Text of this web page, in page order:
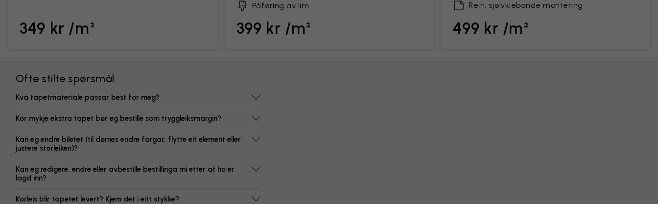
349 kr /m²
Påføring av lim
399 kr /m²
Rein, sjølvklebande montering
499 kr /m²
Ofte stilte spørsmål
Kva tapetmateriale passar best for meg?
Kor mykje ekstra tapet bør eg bestille som tryggleiksmargin?
Kan eg endre biletet (til dømes endre fargar, flytte eit element eller
justere storleiken)?
Kan eg redigere, endre eller avbestille bestillinga mi etter at ho er
lagd inn?
Korleis blir tapetet levert? Kjem det i eitt stykke?